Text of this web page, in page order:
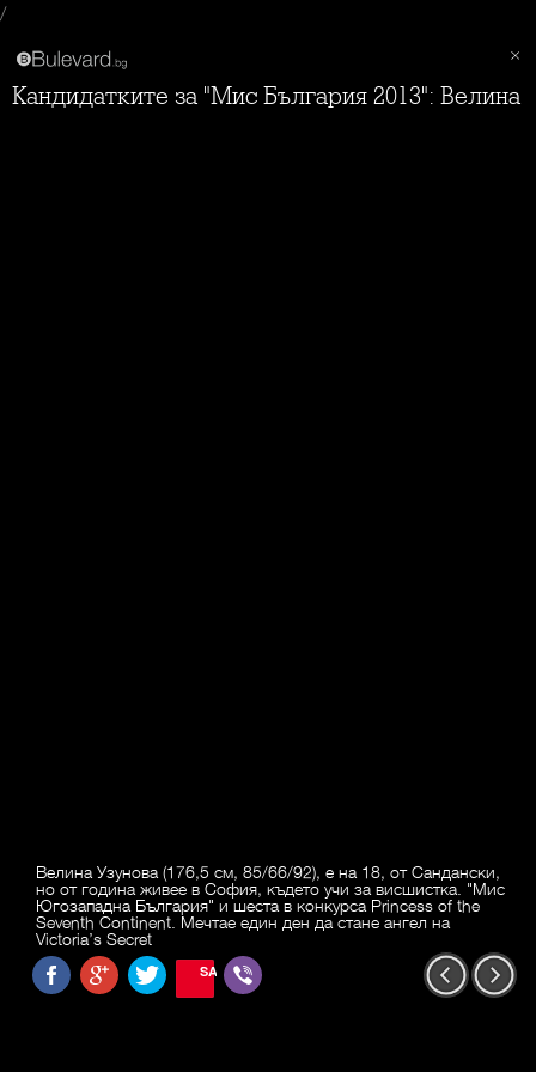
/
Кандидатките за "Мис България 2013": Велина
Велина Узунова (176,5 см, 85/66/92), е на 18, от Сандански,
но от година живее в София, където учи за висшистка. "Мис
Югозападна България" и шеста в конкурса Princess of the
Seventh Continent. Мечтае един ден да стане ангел на
Victoria’s Secret
SAVE